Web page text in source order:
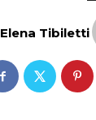
Elena Tibiletti